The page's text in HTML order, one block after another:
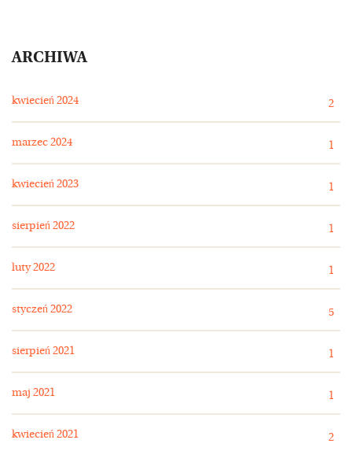
ARCHIWA
kwiecień 2024 2
marzec 2024 1
kwiecień 2023 1
sierpień 2022 1
luty 2022 1
styczeń 2022 5
sierpień 2021 1
maj 2021 1
kwiecień 2021 2